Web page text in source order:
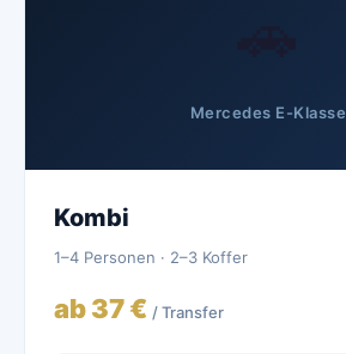
Mercedes E-Klasse
Kombi
1–4 Personen · 2–3 Koffer
ab 37 € / Transfer